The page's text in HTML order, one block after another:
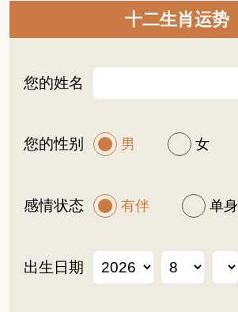
十二生肖运势
您的姓名
您的性别 男 女
感情状态 有伴 单身
出生日期